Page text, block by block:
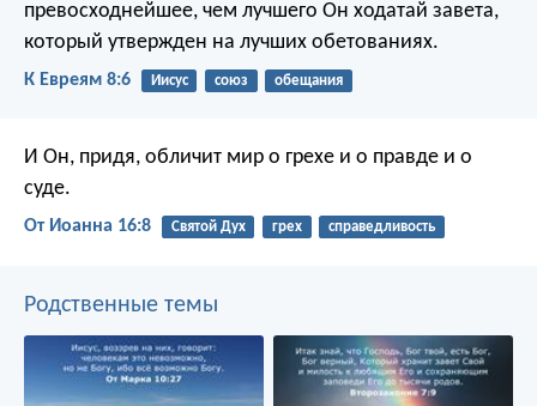
превосходнейшее, чем лучшего Он ходатай завета,
который утвержден на лучших обетованиях.
К Евреям 8:6 Иисус союз обещания
И Он, придя, обличит мир о грехе и о правде и о
суде.
От Иоанна 16:8 Святой Дух грех справедливость
Родственные темы